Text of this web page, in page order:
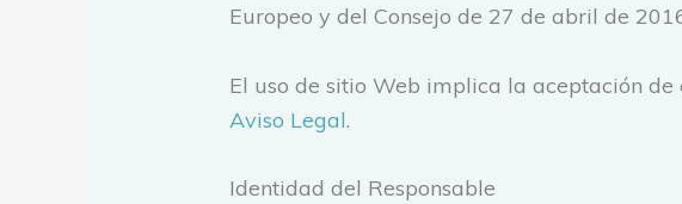
Europeo y del Consejo de 27 de abril de
El uso de sitio Web implica la aceptación
Aviso Legal.
Identidad del Responsable